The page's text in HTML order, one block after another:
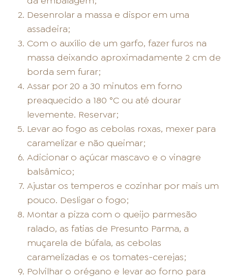
Desenrolar a massa e dispor em uma
assadeira;
Com o auxílio de um garfo, fazer furos na
massa deixando aproximadamente 2 cm de
borda sem furar;
Assar por 20 a 30 minutos em forno
preaquecido a 180 °C ou até dourar
levemente. Reservar;
Levar ao fogo as cebolas roxas, mexer para
caramelizar e não queimar;
Adicionar o açúcar mascavo e o vinagre
balsâmico;
Ajustar os temperos e cozinhar por mais um
pouco. Desligar o fogo;
Montar a pizza com o queijo parmesão
ralado, as fatias de Presunto Parma, a
muçarela de búfala, as cebolas
caramelizadas e os tomates-cerejas;
Polvilhar o orégano e levar ao forno para